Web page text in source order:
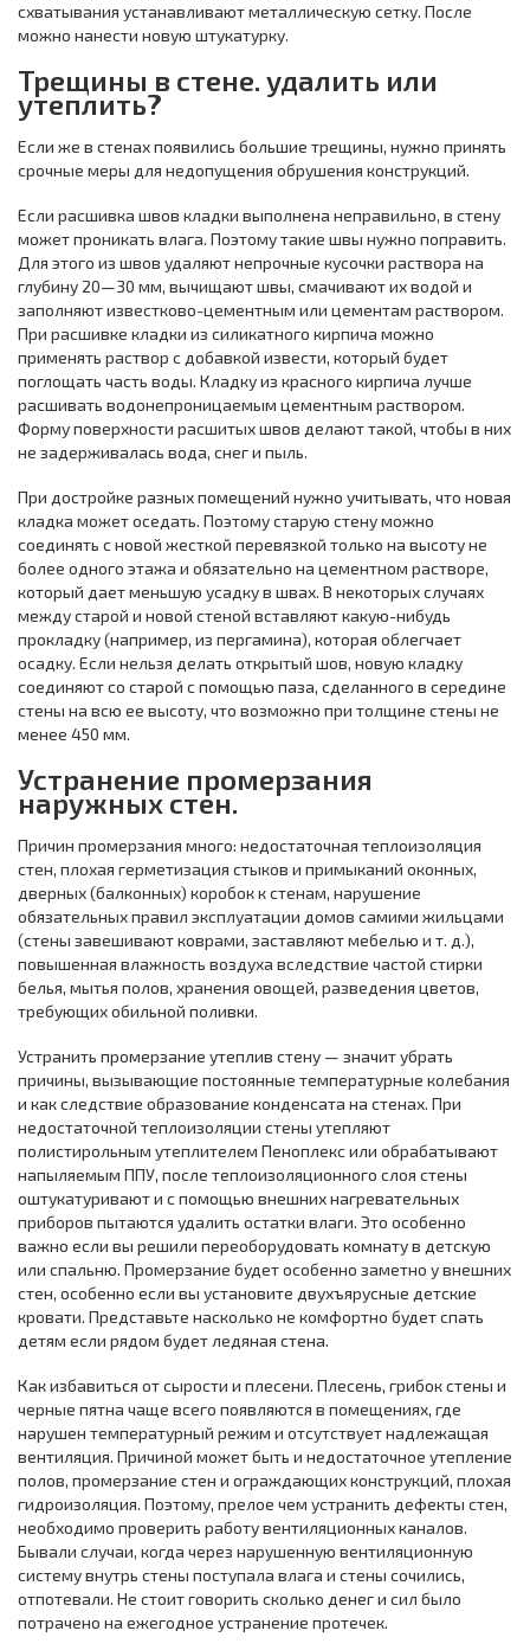
схватывания устанавливают металлическую сетку. После
можно нанести новую штукатурку.
Трещины в стене. удалить или
утеплить?
Если же в стенах появились большие трещины, нужно принять
срочные меры для недопущения обрушения конструкций.
Если расшивка швов кладки выполнена неправильно, в стену
может проникать влага. Поэтому такие швы нужно поправить.
Для этого из швов удаляют непрочные кусочки раствора на
глубину 20—30 мм, вычищают швы, смачивают их водой и
заполняют известково-цементным или цементам раствором.
При расшивке кладки из силикатного кирпича можно
применять раствор с добавкой извести, который будет
поглощать часть воды. Кладку из красного кирпича лучше
расшивать водонепроницаемым цементным раствором.
Форму поверхности расшитых швов делают такой, чтобы в них
не задерживалась вода, снег и пыль.
При достройке разных помещений нужно учитывать, что новая
кладка может оседать. Поэтому старую стену можно
соединять с новой жесткой перевязкой только на высоту не
более одного этажа и обязательно на цементном растворе,
который дает меньшую усадку в швах. В некоторых случаях
между старой и новой стеной вставляют какую-нибудь
прокладку (например, из пергамина), которая облегчает
осадку. Если нельзя делать открытый шов, новую кладку
соединяют со старой с помощью паза, сделанного в середине
стены на всю ее высоту, что возможно при толщине стены не
менее 450 мм.
Устранение промерзания
наружных стен.
Причин промерзания много: недостаточная теплоизоляция
стен, плохая герметизация стыков и примыканий оконных,
дверных (балконных) коробок к стенам, нарушение
обязательных правил эксплуатации домов самими жильцами
(стены завешивают коврами, заставляют мебелью и т. д.),
повышенная влажность воздуха вследствие частой стирки
белья, мытья полов, хранения овощей, разведения цветов,
требующих обильной поливки.
Устранить промерзание утеплив стену — значит убрать
причины, вызывающие постоянные температурные колебания
и как следствие образование конденсата на стенах. При
недостаточной теплоизоляции стены утепляют
полистирольным утеплителем Пеноплекс или обрабатывают
напыляемым ППУ, после теплоизоляционного слоя стены
оштукатуривают и с помощью внешних нагревательных
приборов пытаются удалить остатки влаги. Это особенно
важно если вы решили переоборудовать комнату в детскую
или спальню. Промерзание будет особенно заметно у внешних
стен, особенно если вы установите двухъярусные детские
кровати. Представьте насколько не комфортно будет спать
детям если рядом будет ледяная стена.
Как избавиться от сырости и плесени. Плесень, грибок стены и
черные пятна чаще всего появляются в помещениях, где
нарушен температурный режим и отсутствует надлежащая
вентиляция. Причиной может быть и недостаточное утепление
полов, промерзание стен и ограждающих конструкций, плохая
гидроизоляция. Поэтому, прелое чем устранить дефекты стен,
необходимо проверить работу вентиляционных каналов.
Бывали случаи, когда через нарушенную вентиляционную
систему внутрь стены поступала влага и стены сочились,
отпотевали. Не стоит говорить сколько денег и сил было
потрачено на ежегодное устранение протечек.